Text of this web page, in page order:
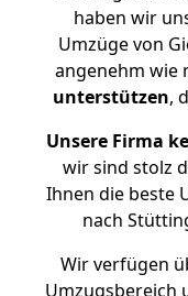
haben wir
Umzüge von
angenehm wie
unterstützen,
Unsere Firma
wir sind stolz
Ihnen die beste
nach
Wir verfügen
Umzugsbereich